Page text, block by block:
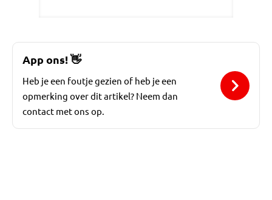
App ons!👋
Heb je een foutje gezien of heb je een
opmerking over dit artikel? Neem dan
contact met ons op.